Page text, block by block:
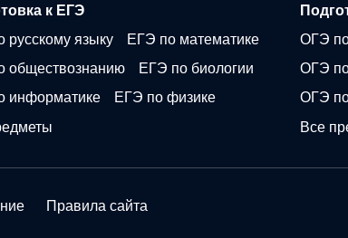
к ЕГЭ
русскому языку
ЕГЭ по математике
обществознанию
ЕГЭ по биологии
информатике
ЕГЭ по физике
ОГЭ по
ОГЭ
ОГЭ
Все
Правила сайта